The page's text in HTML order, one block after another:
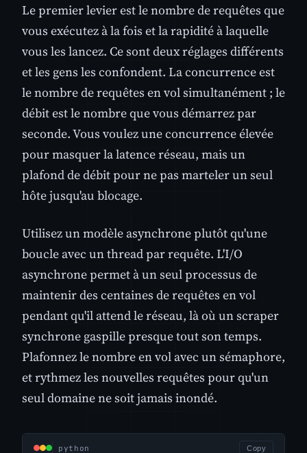
Le premier levier est le nombre de requêtes que
vous exécutez à la fois et la rapidité à laquelle
vous les lancez. Ce sont deux réglages différents
et les gens les confondent. La concurrence est
le nombre de requêtes en vol simultanément ; le
débit est le nombre que vous démarrez par
seconde. Vous voulez une concurrence élevée
pour masquer la latence réseau, mais un
plafond de débit pour ne pas marteler un seul
hôte jusqu'au blocage.
Utilisez un modèle asynchrone plutôt qu'une
boucle avec un thread par requête. L'I/O
asynchrone permet à un seul processus de
maintenir des centaines de requêtes en vol
pendant qu'il attend le réseau, là où un scraper
synchrone gaspille presque tout son temps.
Plafonnez le nombre en vol avec un sémaphore,
et rythmez les nouvelles requêtes pour qu'un
seul domaine ne soit jamais inondé.
python Copy